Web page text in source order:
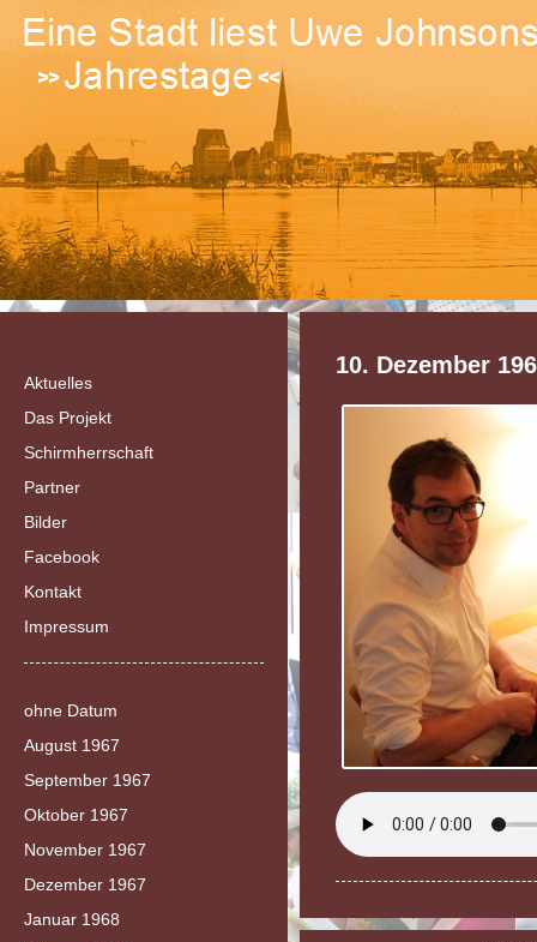
10. Dezember
Aktuelles
Das Projekt
Schirmherrschaft
Partner
Bilder
Facebook
Kontakt
Impressum
ohne Datum
August 1967
September 1967
Oktober 1967
November 1967
Dezember 1967
Januar 1968